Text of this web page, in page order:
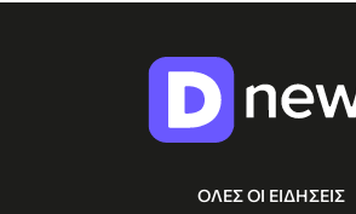
ΟΛΕΣ ΟΙ ΕΙΔΗΣΕΙΣ